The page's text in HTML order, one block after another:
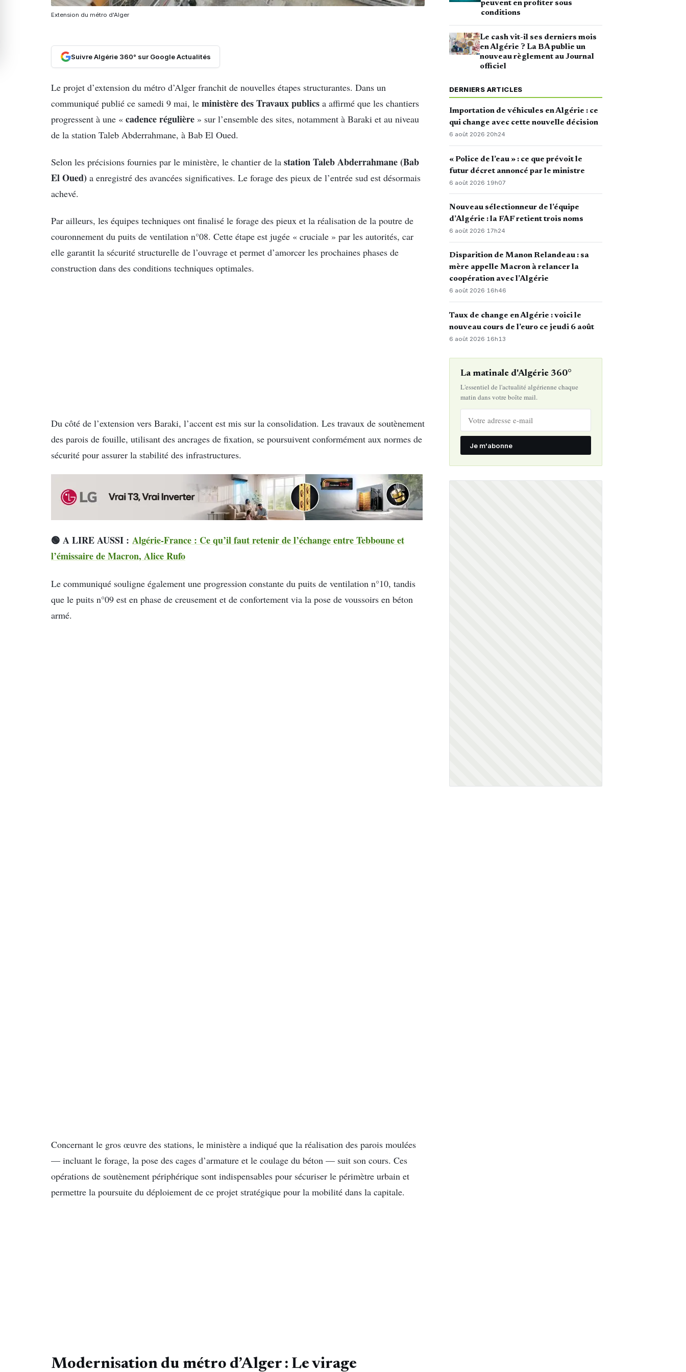
Extension du métro d'Alger
Suivre Algérie 360° sur Google Actualités
Le projet d’extension du métro d’Alger franchit de nouvelles étapes structurantes. Dans un
communiqué publié ce samedi 9 mai, le ministère des Travaux publics a affirmé que les chantiers
progressent à une « cadence régulière » sur l’ensemble des sites, notamment à Baraki et au niveau
de la station Taleb Abderrahmane, à Bab El Oued.
Selon les précisions fournies par le ministère, le chantier de la station Taleb Abderrahmane (Bab
El Oued) a enregistré des avancées significatives. Le forage des pieux de l’entrée sud est désormais
achevé.
Par ailleurs, les équipes techniques ont finalisé le forage des pieux et la réalisation de la poutre de
couronnement du puits de ventilation n°08. Cette étape est jugée « cruciale » par les autorités, car
elle garantit la sécurité structurelle de l’ouvrage et permet d’amorcer les prochaines phases de
construction dans des conditions techniques optimales.
Du côté de l’extension vers Baraki, l’accent est mis sur la consolidation. Les travaux de soutènement
des parois de fouille, utilisant des ancrages de fixation, se poursuivent conformément aux normes de
sécurité pour assurer la stabilité des infrastructures.
🟢 A LIRE AUSSI : Algérie-France : Ce qu’il faut retenir de l’échange entre Tebboune et
l’émissaire de Macron, Alice Rufo
Le communiqué souligne également une progression constante du puits de ventilation n°10, tandis
que le puits n°09 est en phase de creusement et de confortement via la pose de voussoirs en béton
armé.
Concernant le gros œuvre des stations, le ministère a indiqué que la réalisation des parois moulées
— incluant le forage, la pose des cages d’armature et le coulage du béton — suit son cours. Ces
opérations de soutènement périphérique sont indispensables pour sécuriser le périmètre urbain et
permettre la poursuite du déploiement de ce projet stratégique pour la mobilité dans la capitale.
Modernisation du métro d’Alger : Le virage
peuvent en profiter sous
conditions
Le cash vit-il ses derniers mois
en Algérie ? La BA publie un
nouveau règlement au Journal
officiel
DERNIERS ARTICLES
Importation de véhicules en Algérie : ce
qui change avec cette nouvelle décision
6 août 2026·20h24
« Police de l’eau » : ce que prévoit le
futur décret annoncé par le ministre
6 août 2026· 19h07
Nouveau sélectionneur de l’équipe
d’Algérie : la FAF retient trois noms
6 août 2026·17h24
Disparition de Manon Relandeau : sa
mère appelle Macron à relancer la
coopération avec l’Algérie
6 août 2026·16h46
Taux de change en Algérie : voici le
nouveau cours de l’euro ce jeudi 6 août
6 août 2026· 16h13
La matinale d'Algérie 360°
L'essentiel de l'actualité algérienne chaque
matin dans votre boîte mail.
Je m'abonne